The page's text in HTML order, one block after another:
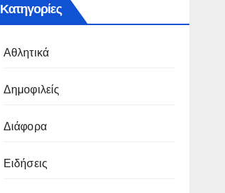
Κατηγορίες
Αθλητικά
Δημοφιλείς
Διάφορα
Ειδήσεις